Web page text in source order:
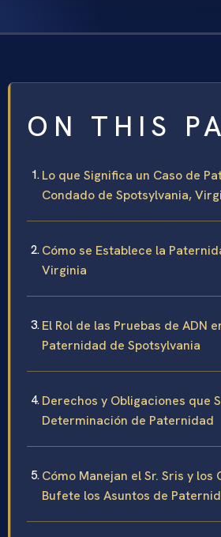
ON THIS
Lo que Significa un Caso de
Condado de Spotsylvania,
Cómo se Establece la
Virginia
El Rol de las Pruebas de ADN
Paternidad de Spotsylvania
Derechos y Obligaciones que
Determinación de Paternidad
Cómo Manejan el Sr. Sris y los
Bufete los Asuntos de